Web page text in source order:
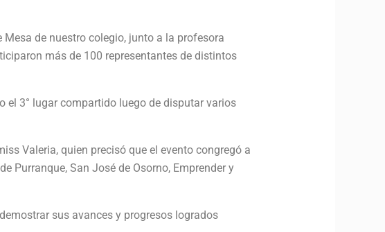
de nuestro colegio, junto a la profesora
más de 100 representantes de distintos
el 3° lugar compartido luego de disputar varios
Valeria, quien precisó que el evento congregó a
Purranque, San José de Osorno, Emprender y
sus avances y progresos logrados